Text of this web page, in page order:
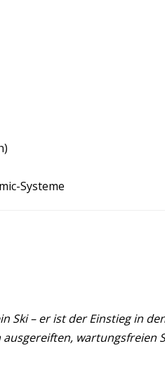
Systeme
Ski – er ist der Einstieg in